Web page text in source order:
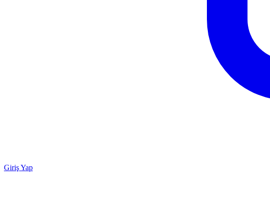
Giriş Yap